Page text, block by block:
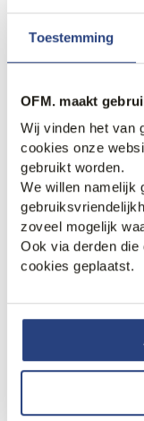
Toestemming
OFM. maakt
Wij vinden het van
cookies onze
gebruikt worden.
We willen namelijk
zoveel mogelijk
Ook via derden die
cookies geplaatst.